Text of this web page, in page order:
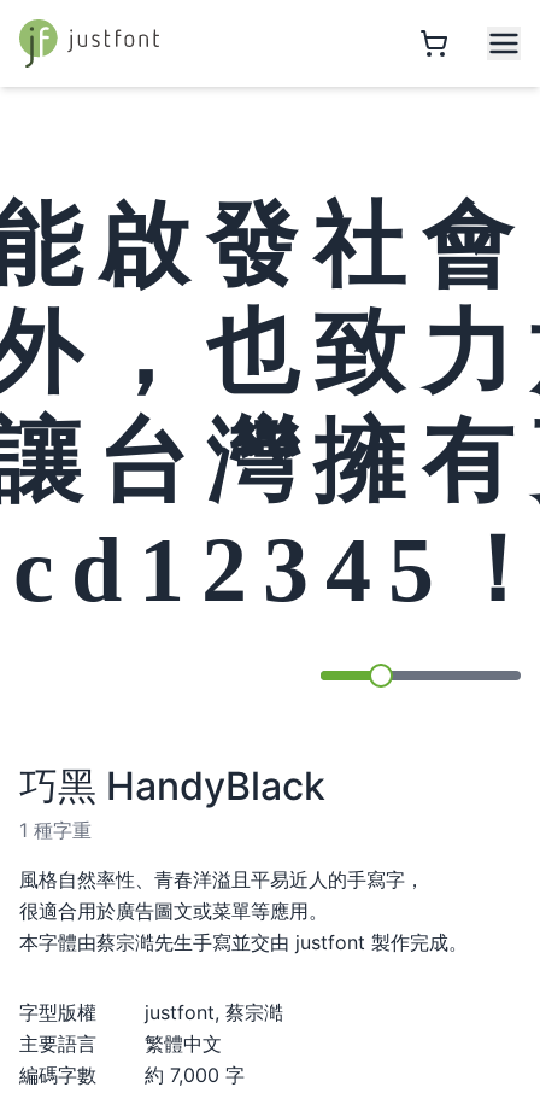
啟發社
，也致
台灣擁
巧黑 HandyBlack
1 種字重
風格自然率性、青春洋溢且平易近人的手寫字，
很適合用於廣告圖文或菜單等應用。
本字體由蔡宗澔先生手寫並交由 justfont 製作完成。
字型版權
justfont, 蔡宗澔
主要語言
繁體中文
編碼字數
約 7,000 字